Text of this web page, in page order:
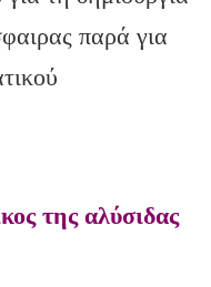
παρά για
της αλύσιδας